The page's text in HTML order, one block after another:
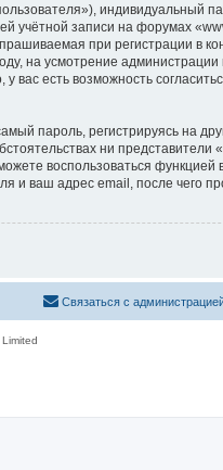
индивидуальный
записи на форумах
при регистрации в
на усмотрение
есть возможность
пароль, регистрируясь на
ни представители
воспользоваться
и ваш адрес email, после чего
Связаться с